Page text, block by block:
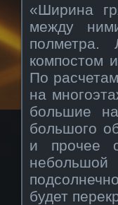
«Ширина
между
полметра.
компостом
По
на
большие
большого
и прочее
будет